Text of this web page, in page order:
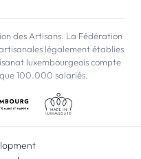
des Artisans. La Fédération
légalement établies
luxembourgeois compte
100.000 salariés.